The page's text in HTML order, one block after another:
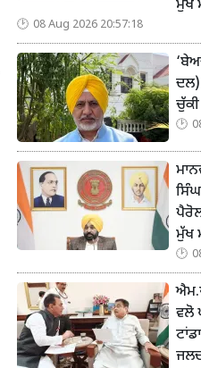
ਮੁੱਖ
08 Aug 2026 20:57:18
ਪੈਰੋਲ
ਮੁੱਖ
ਵਲੋ